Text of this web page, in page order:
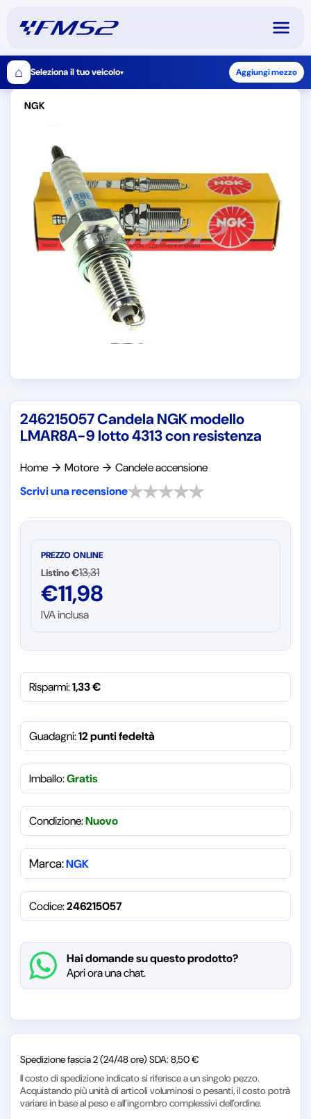
⌂ Seleziona il tuo veicolo▾ Aggiungi mezzo
NGK
246215057 Candela NGK modello
LMAR8A-9 lotto 4313 con resistenza
Home → Motore → Candele accensione
Scrivi una recensione
PREZZO ONLINE
Listino €13,31
€11,98
IVA inclusa
Risparmi:1,33€
Guadagni:12 punti fedeltà
Imballo:Gratis
Condizione:Nuovo
Marca:NGK
Codice:246215057
Hai domande su questo prodotto?
Apri ora una chat.
Spedizione fascia 2 (24/48 ore) SDA: 8,50 €
Il costo di spedizione indicato si riferisce a un singolo pezzo.
Acquistando più unità di articoli voluminosi o pesanti, il costo potrà
variare in base al peso e all’ingombro complessivi dell’ordine.